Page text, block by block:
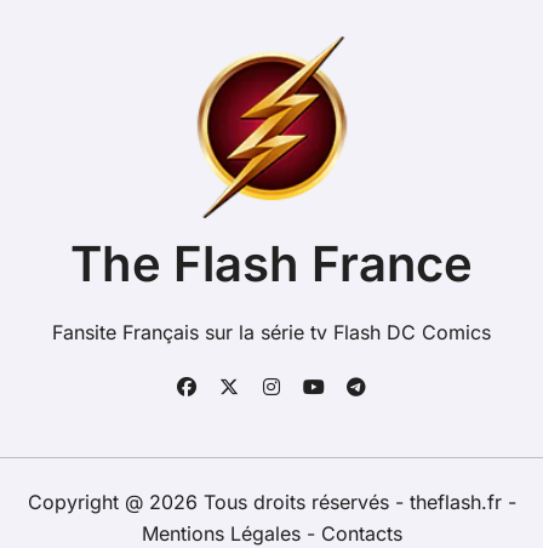
The Flash France
Fansite Français sur la série tv Flash DC Comics
Copyright @ 2026 Tous droits réservés - theflash.fr -
Mentions Légales - Contacts